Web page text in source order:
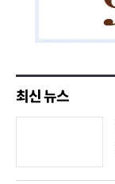
최신 뉴스